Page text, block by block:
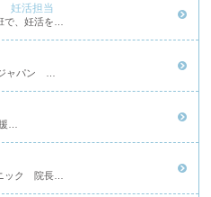
妊活担当
で、妊活を…
ャパン …
…
ック 院長…